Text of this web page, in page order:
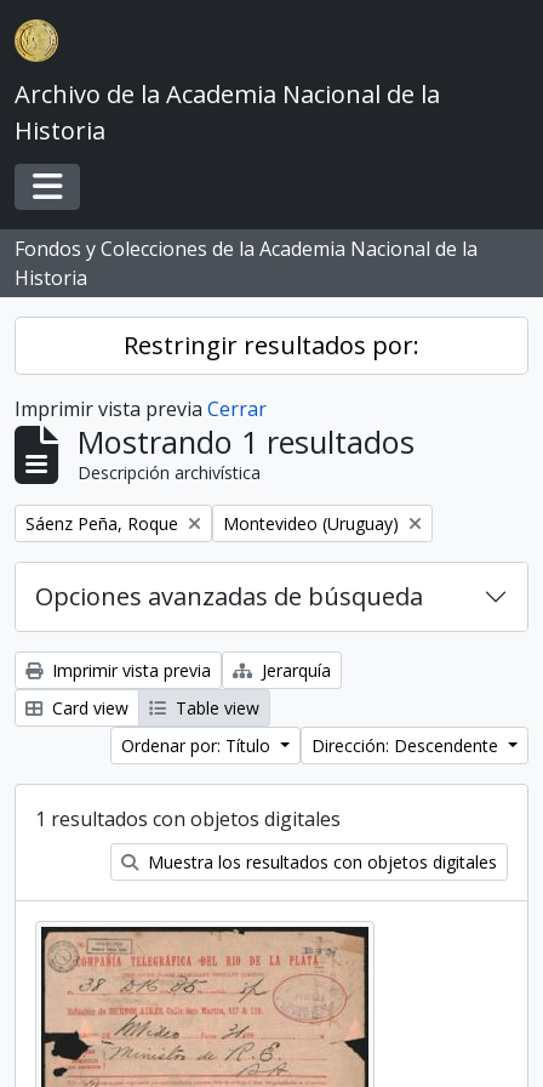
Skip to main content
Archivo de la Academia Nacional de la
Historia
Toggle navigation
Fondos y Colecciones de la Academia Nacional de la
Historia
Restringir resultados por:
Imprimir vista previa Cerrar
Mostrando 1 resultados
Descripción archivística
Remove filter:
Sáenz Peña, Roque Remove filter:
Montevideo (Uruguay)
Opciones avanzadas de búsqueda
Imprimir vista previa
Jerarquía
Card view
Table view
Ordenar por: Título
Dirección: Descendente
1 resultados con objetos digitales
Muestra los resultados con objetos digitales